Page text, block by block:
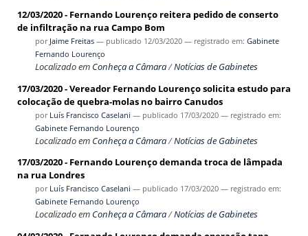
12/03/2020 - Fernando Lourenço reitera pedido de conserto
de infiltração na rua Campo Bom
por Jaime Freitas — publicado 12/03/2020 — registrado em: Gabinete
Fernando Lourenço
Localizado em Conheça a Câmara/Notícias de Gabinetes
17/03/2020 - Vereador Fernando Lourenço solicita estudo para
colocação de quebra-molas no bairro Canudos
por Luís Francisco Caselani — publicado 17/03/2020 — registrado em:
Gabinete Fernando Lourenço
Localizado em Conheça a Câmara/Notícias de Gabinetes
17/03/2020 - Fernando Lourenço demanda troca de lâmpada
na rua Londres
por Luís Francisco Caselani — publicado 17/03/2020 — registrado em:
Gabinete Fernando Lourenço
Localizado em Conheça a Câmara/Notícias de Gabinetes